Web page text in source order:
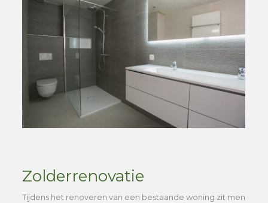
Zolderrenovatie
Tijdens het renoveren van een bestaande woning zit men